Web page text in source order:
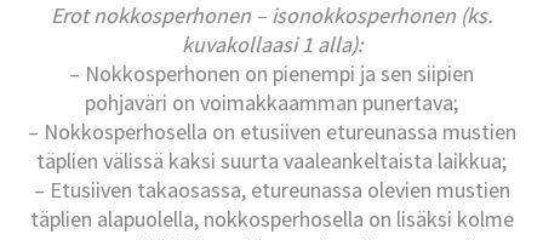
Erot nokkosperhonen – isonokkosperhonen (ks.
kuvakollaasi 1 alla):
– Nokkosperhonen on pienempi ja sen siipien
pohjaväri on voimakkaamman punertava;
– Nokkosperhosella on etusiiven etureunassa mustien
täplien välissä kaksi suurta vaaleankeltaista laikkua;
– Etusiiven takaosassa, etureunassa olevien mustien
täplien alapuolella, nokkosperhosella on lisäksi kolme